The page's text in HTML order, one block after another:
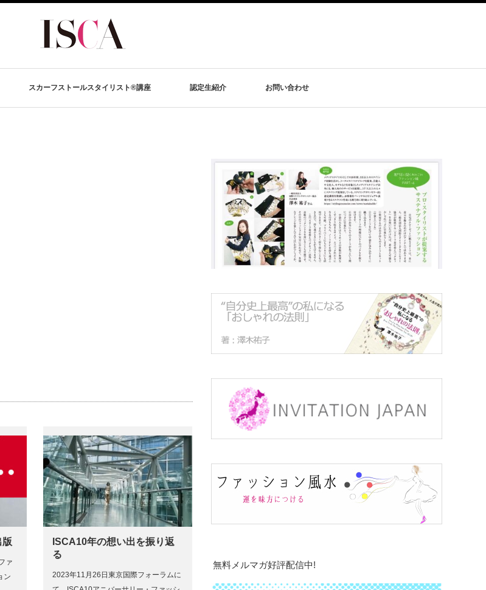
スカーフストールスタイリスト®講座 認定生紹介 お問い合わせ
版
ァ
ン
ISCA10年の想い出を振り返
る
2023年11月26日東京国際フォーラムに
無料メルマガ好評配信中!